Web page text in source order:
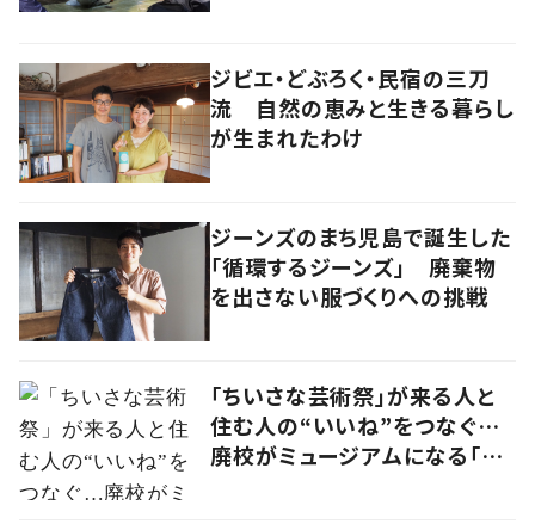
ジビエ・どぶろく・民宿の三刀
流 自然の恵みと生きる暮らし
が生まれたわけ
ジーンズのまち児島で誕生した
「循環するジーンズ」 廃棄物
を出さない服づくりへの挑戦
「ちいさな芸術祭」が来る人と
住む人の“いいね”をつなぐ…
廃校がミュージアムになる「山